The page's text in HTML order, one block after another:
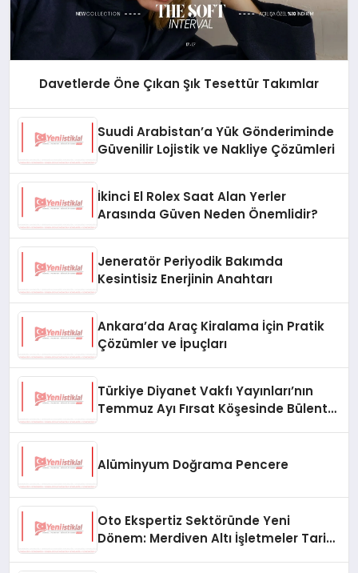
Davetlerde Öne Çıkan Şık Tesettür Takımlar
Suudi Arabistan’a Yük Gönderiminde
Güvenilir Lojistik ve Nakliye Çözümleri
İkinci El Rolex Saat Alan Yerler
Arasında Güven Neden Önemlidir?
Jeneratör Periyodik Bakımda
Kesintisiz Enerjinin Anahtarı
Ankara’da Araç Kiralama İçin Pratik
Çözümler ve İpuçları
Türkiye Diyanet Vakfı Yayınları’nın
Temmuz Ayı Fırsat Köşesinde Bülent
Alüminyum Doğrama Pencere
Oto Ekspertiz Sektöründe Yeni
Dönem: Merdiven Altı İşletmeler Tarih